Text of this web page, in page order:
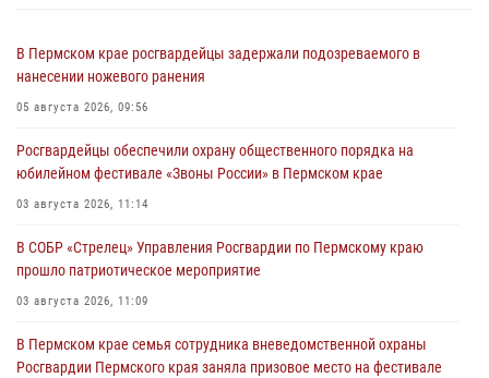
В Пермском крае росгвардейцы задержали подозреваемого в
нанесении ножевого ранения
05 августа 2026, 09:56
Росгвардейцы обеспечили охрану общественного порядка на
юбилейном фестивале «Звоны России» в Пермском крае
03 августа 2026, 11:14
В СОБР «Стрелец» Управления Росгвардии по Пермскому краю
прошло патриотическое мероприятие
03 августа 2026, 11:09
В Пермском крае семья сотрудника вневедомственной охраны
Росгвардии Пермского края заняла призовое место на фестивале